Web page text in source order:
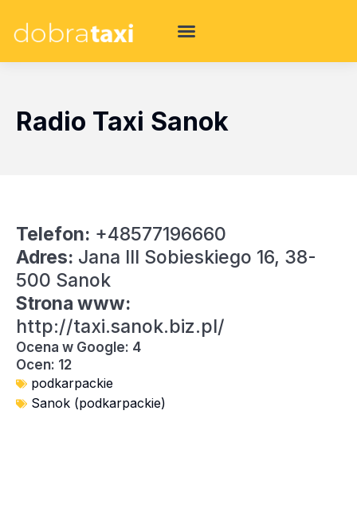
Radio Taxi Sanok
Telefon: +48577196660
Adres: Jana III Sobieskiego 16, 38-
500 Sanok
Strona www:
http://taxi.sanok.biz.pl/
Ocena w Google: 4
Ocen: 12
podkarpackie
Sanok (podkarpackie)